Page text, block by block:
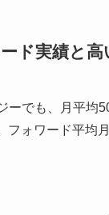
ド実績と
ーでも、月平均
フォワード平均